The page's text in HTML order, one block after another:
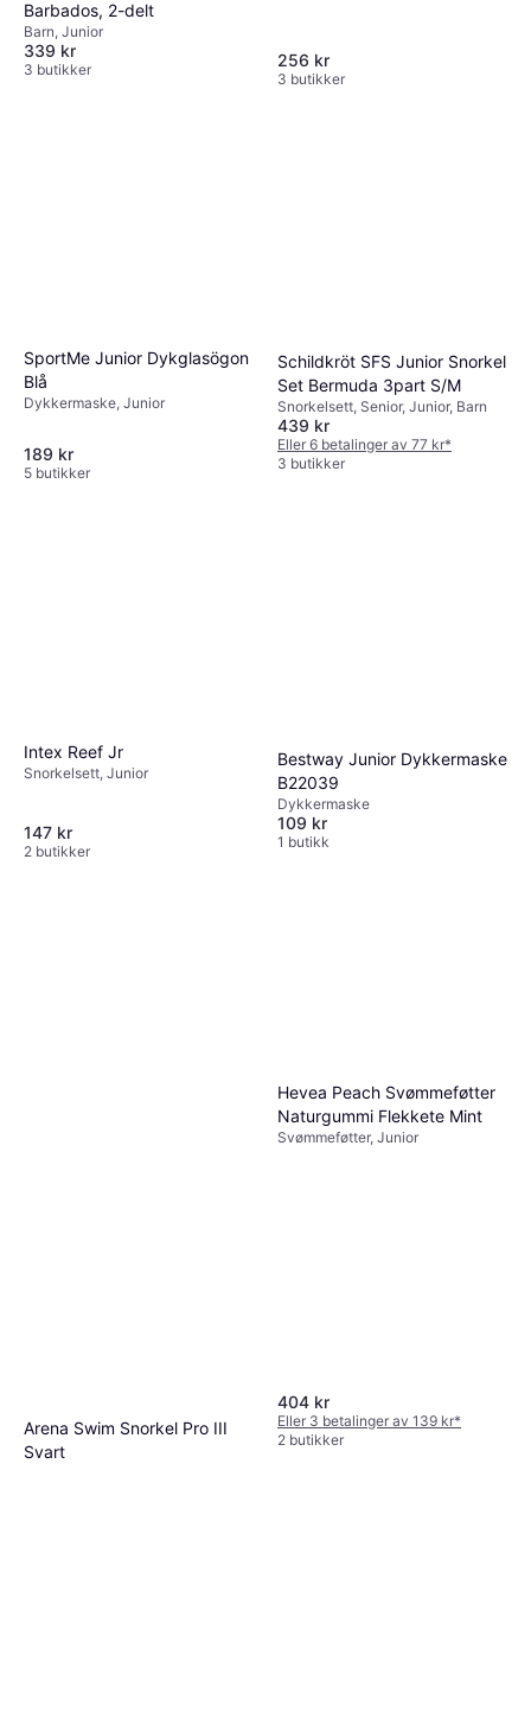
Barbados, 2-delt
Barn, Junior
339 kr
3 butikker 256 kr
3 butikker
SportMe Junior Dykglasögon
Blå
Dykkermaske, Junior
189 kr
5 butikker
Schildkröt SFS Junior Snorkel
Set Bermuda 3part S/M
Snorkelsett, Senior, Junior, Barn
439 kr
Eller 6 betalinger av 77 kr*
3 butikker
Intex Reef Jr
Snorkelsett, Junior
147 kr
2 butikker
Bestway Junior Dykkermaske
B22039
Dykkermaske
109 kr
1 butikk
Arena Swim Snorkel Pro III
Svart
Hevea Peach Svømmeføtter
Naturgummi Flekkete Mint
Svømmeføtter, Junior
404 kr
Eller 3 betalinger av 139 kr*
2 butikker